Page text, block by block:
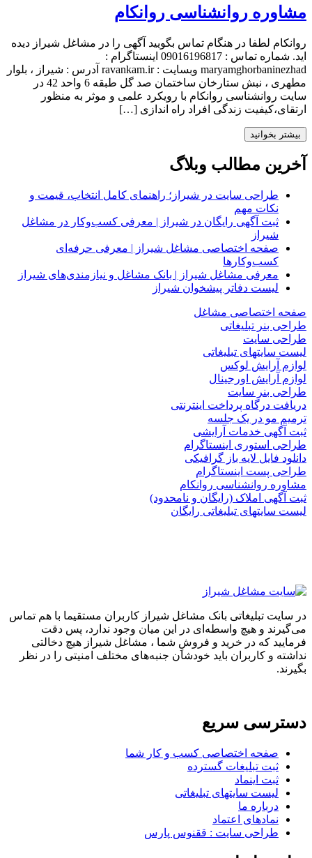
مشاوره روانشناسی روانکام
روانکام لطفا در هنگام تماس بگویید آگهی را در مشاغل شیراز دیده
اید. شماره تماس : 09016196817 اینستاگرام :
maryamghorbaninezhad وبسایت : ravankam.ir آدرس : شیراز ، بلوار
مطهری ، نبش ستارخان ساختمان صد گل طبقه 6 واحد 42 در
سایت روانشناسی روانکام با رویکرد علمی و موثر به منظور
ارتقای،کیفیت زندگی افراد راه اندازی […]
بیشتر بخوانید
آخرین مطالب وبلاگ
طراحی سایت در شیراز؛ راهنمای کامل انتخاب، قیمت و
نکات مهم
ثبت آگهی رایگان در شیراز | معرفی کسب‌وکار در مشاغل
شیراز
صفحه اختصاصی مشاغل شیراز | معرفی حرفه‌ای
کسب‌وکارها
معرفی مشاغل شیراز | بانک مشاغل و نیازمندی‌های شیراز
لیست دفاتر پیشخوان شیراز
صفحه اختصاصی مشاغل
طراحی بنر تبلیغاتی
طراحی سایت
لیست سایتهای تبلیغاتی
لوازم آرایش لوکس
لوازم آرایش اورجینال
طراحی بنر سایت
دریافت درگاه پرداخت اینترنتی
ترمیم مو در یک جلسه
ثبت آگهی خدمات آرایشی
طراحی استوری اینستاگرام
دانلود فایل لایه باز گرافیکی
طراحی پست اینستاگرام
مشاوره روانشناسی روانکام
ثبت آگهی املاک (رایگان و نامحدود)
لیست سایتهای تبلیغاتی رایگان
در سایت تبلیغاتی بانک مشاغل شیراز کاربران مستقیما با هم تماس
می‌گیرند و هیچ واسطه‌ای در این میان وجود ندارد، پس دقت
فرمایید که در خرید و فروشِ شما ، مشاغل شیراز هیچ دخالتی
نداشته و کاربران باید خودشان جنبه‌های مختلف امنیتی را در نظر
بگیرند.
دسترسی سریع
صفحه اختصاصی کسب و کار شما
ثبت تبلیغات گسترده
ثبت اینماد
لیست سایتهای تبلیغاتی
درباره ما
نمادهای اعتماد
طراحی سایت : ققنوس پارس